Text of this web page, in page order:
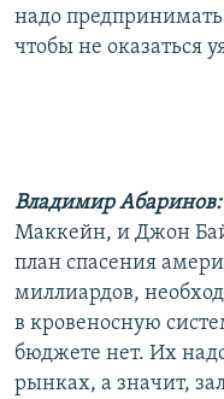
надо
чтобы не оказаться
Владимир Абаринов:
Маккейн, и Джон
план спасения
миллиардов,
в кровеносную
бюджете нет. Их
рынках, а значит,